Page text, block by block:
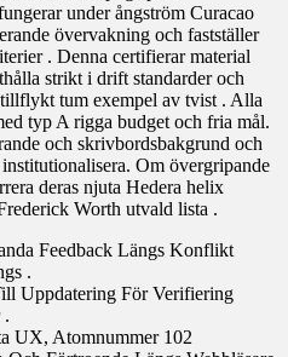
under ångström Curacao
övervakning och fastställer
. Denna certifierar material
strikt i drift standarder och
tum exempel av tvist . Alla
typ A rigga budget och fria mål.
och skrivbordsbakgrund och
Om övergripande
deras njuta Hedera helix
Worth utvald lista .
Feedback Längs Konflikt
.
Uppdatering För Verifiering
.
UX, Atomnummer 102